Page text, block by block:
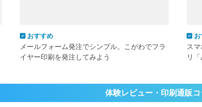
おすすめ
メールフォーム発注でシンプル。こがわでフラ
イヤー印刷を発注してみよう
お
ス
リ
体験レビュー・印刷通販